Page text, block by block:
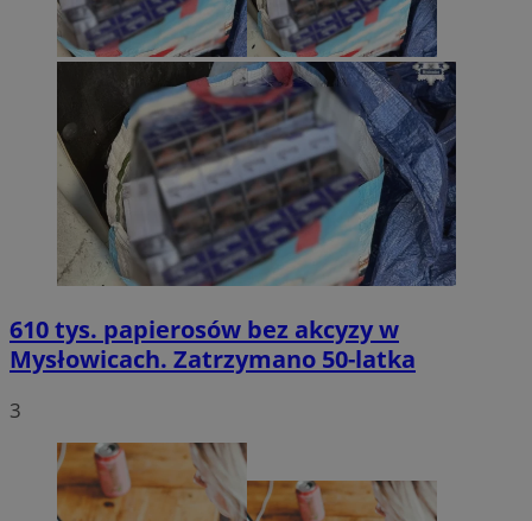
610 tys. papierosów bez akcyzy w
Mysłowicach. Zatrzymano 50-latka
3